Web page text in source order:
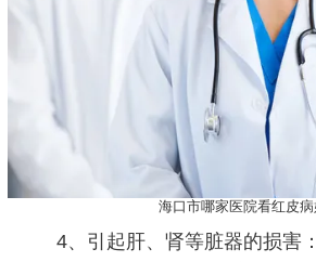
海口市哪家医院看红皮
4、引起肝、肾等脏器的损害